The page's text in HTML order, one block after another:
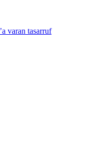
varan tasarruf